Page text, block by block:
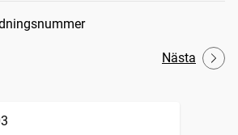
Nästa